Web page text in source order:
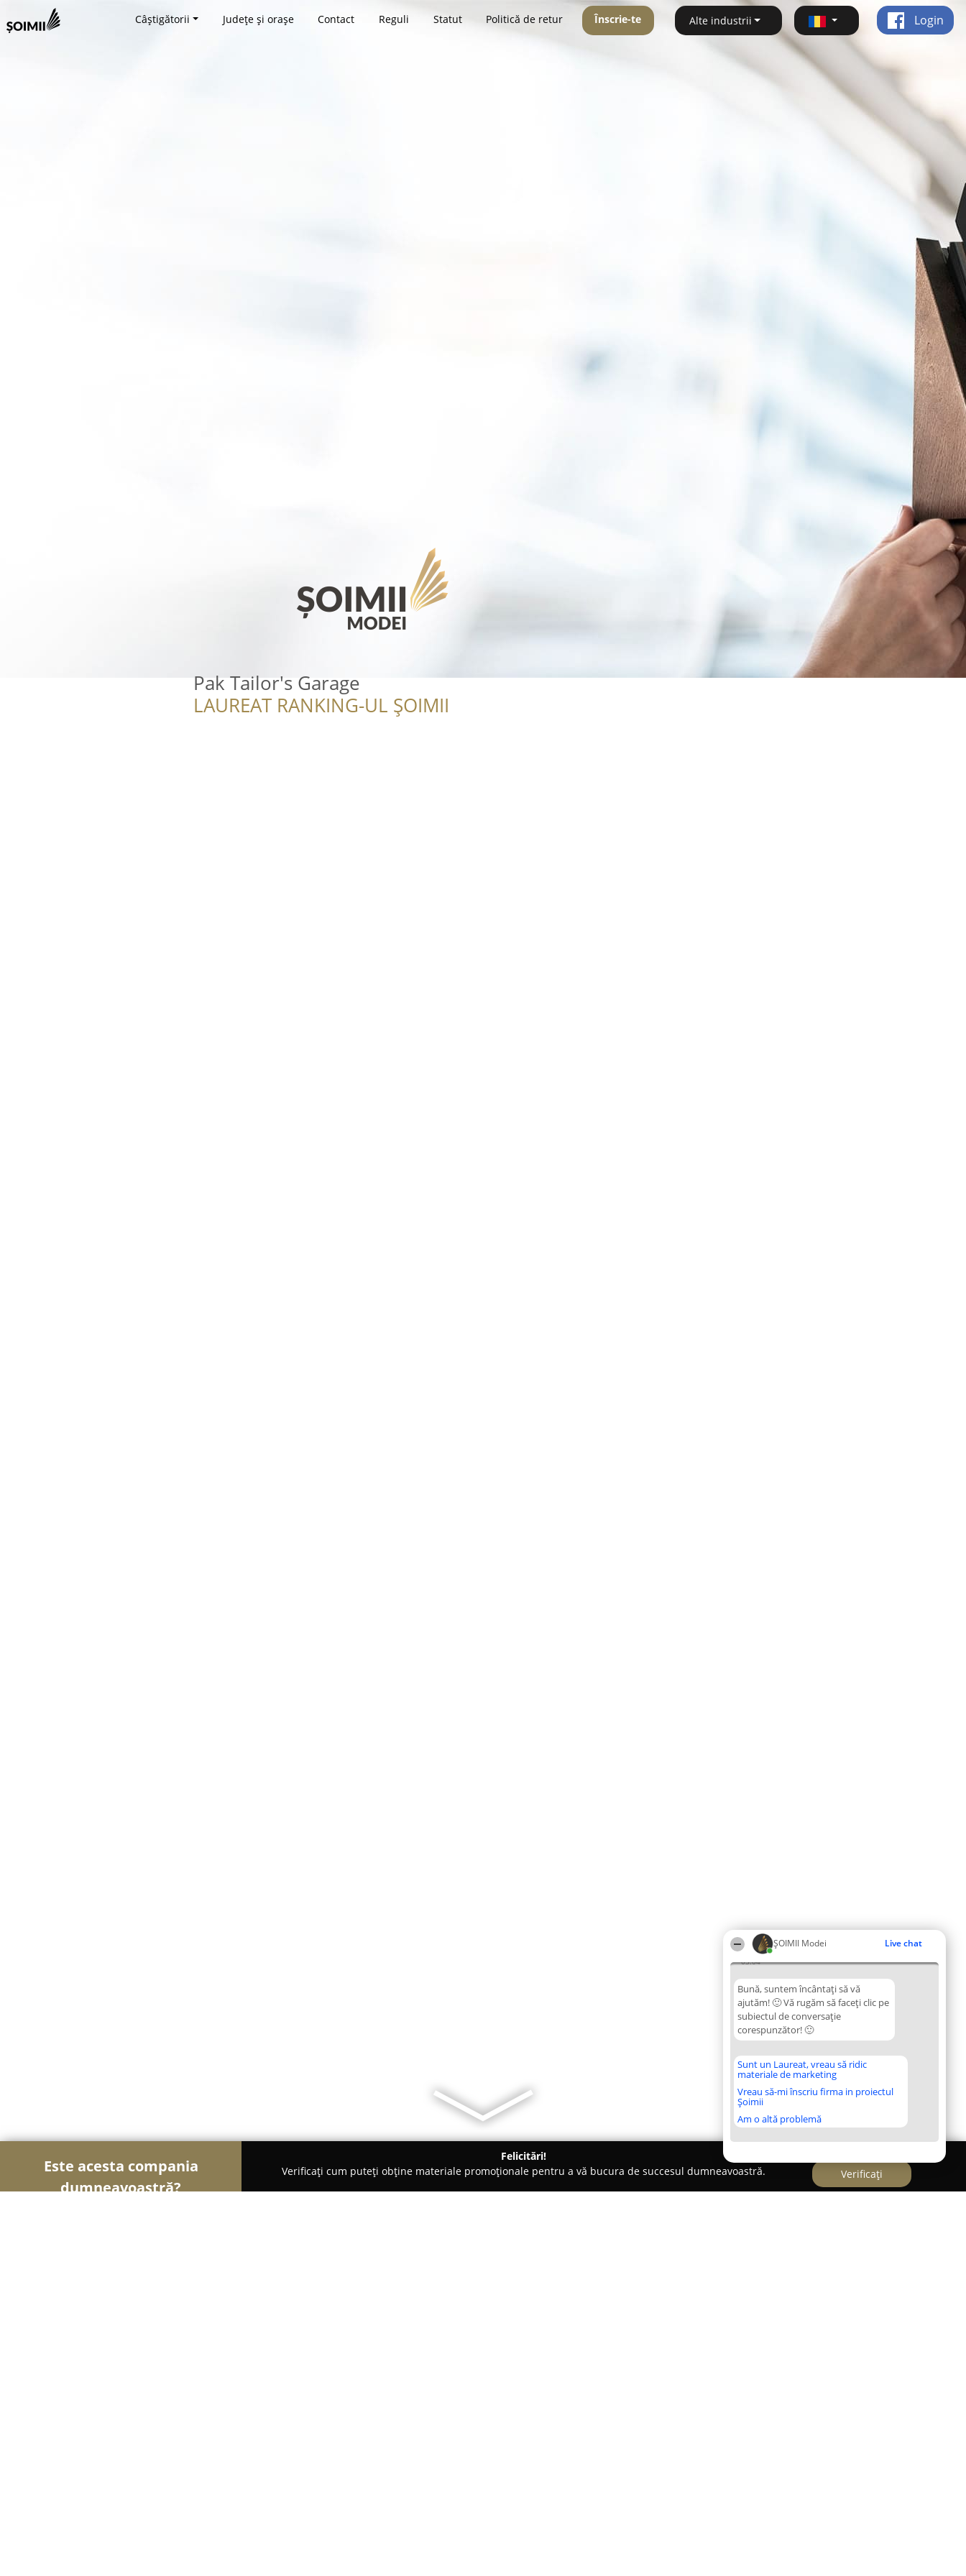
ȘOIMII Modei Live chat
03:04
Bună, suntem încântați să vă
ajutăm! 🙂 Vă rugăm să faceți clic pe
subiectul de conversație
corespunzător! 🙂
Sunt un Laureat, vreau să ridic
materiale de marketing
Vreau să-mi înscriu firma in proiectul
Șoimii
Am o altă problemă
Câștigătorii Județe și orașe Contact Reguli Statut Politică de retur Înscrie-te Alte industrii Login
Pak Tailor's Garage
LAUREAT RANKING-UL ȘOIMII
Este acesta compania
dumneavoastră?
Felicitări!
Verificați cum puteți obține materiale promoționale pentru a vă bucura de succesul dumneavoastră.
Verificați